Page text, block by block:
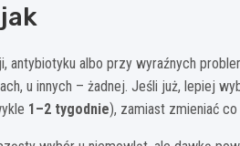
antybiotyku albo przy wyraźnych
u innych – żadnej. Jeśli już, lepiej
1–2 tygodnie), zamiast zmieniać